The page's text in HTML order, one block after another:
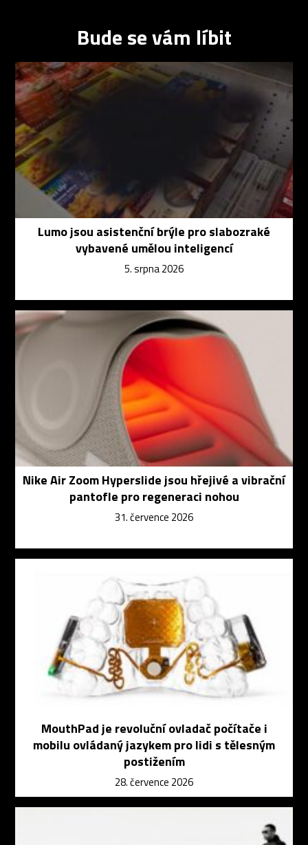
Bude se vám líbit
Lumo jsou asistenční brýle pro slabozraké
vybavené umělou inteligencí
5. srpna 2026
Nike Air Zoom Hyperslide jsou hřejivé a vibrační
pantofle pro regeneraci nohou
31. července 2026
MouthPad je revoluční ovladač počítače i
mobilu ovládaný jazykem pro lidi s tělesným
postižením
28. července 2026